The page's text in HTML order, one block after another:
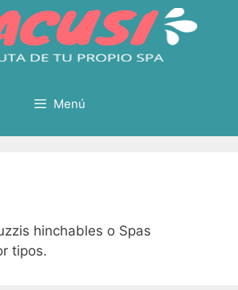
Menú
hinchables o Spas
tipos.